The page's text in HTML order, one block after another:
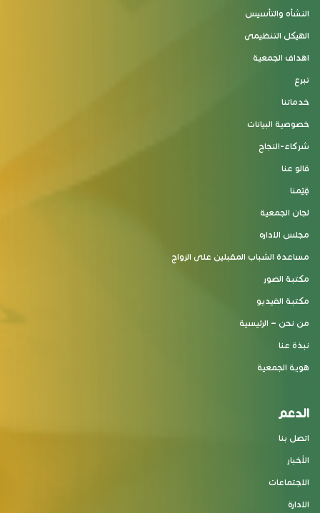
النشأه والتأسيس
الهيكل التنظيمى
اهداف الجمعية
تبرع
خدماتنا
خصوصية البيانات
شركاء-النجاح
قالو عنا
قِيَمنا
لجان الجمعية
مجلس الاداره
مساعدة الشباب المقبلين على الزواج
مكتبة الصور
مكتبة الفيديو
من نحن – الرئيسية
نبذة عنا
هوية الجمعية
الدعم
اتصل بنا
الأخبار
الاجتماعات
الادارة